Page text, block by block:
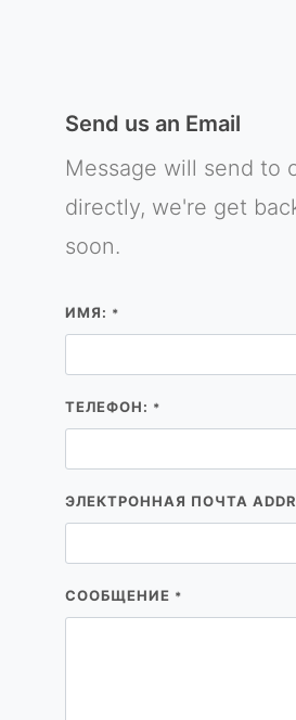
Send us an Email
Message will send to
directly, we're get
soon.
ИМЯ: *
ТЕЛЕФОН: *
ЭЛЕКТРОННАЯ ПОЧТА
СООБЩЕНИЕ *